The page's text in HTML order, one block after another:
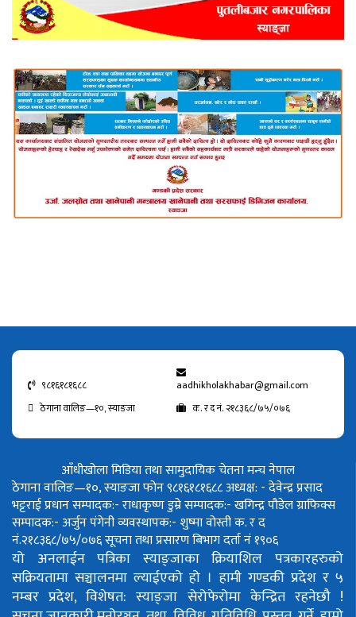
९८१६१८१६८८
aadhikholakhabar@gmail.com
ठेगाना वालिङ—१०, स्याङजा
क. र द नं. २१८३६८/७५/०७६
आँधीखोला मिडिया तथा सामुदायिक चेतना मन्च नेपाल
ठेगाना वालिङ—१०, स्याङजा फोन ९८१६१८१६८८अध्यक्ष: - देवेन्द्र प्रसाद
भट्टराईप्रधान सम्पादक:- राधाकृष्ण डुम्रेसम्पादक:- खगिन्द्र पौडेलग्राफिक्स
सम्पादक:- अर्जुन पंगेनीव्यवस्थापक:- शुष्मा वोस्तीक. र द
नं.२१८३६८/७५/०७६सूचना तथा प्रसारण बिभाग दर्ता नं १९०६
यो अनलाईन पत्रिका स्याङ्जाका क्रियाशिल पत्रकारहरुको
सक्रियतामा सञ्चालनमा ल्याईएको हो । हामी गण्डकी प्रदेश र ५
नम्बर प्रदेश, विशेषत: स्याङ्जा सेरोफेरोमा केन्द्रित रहनेछौ !